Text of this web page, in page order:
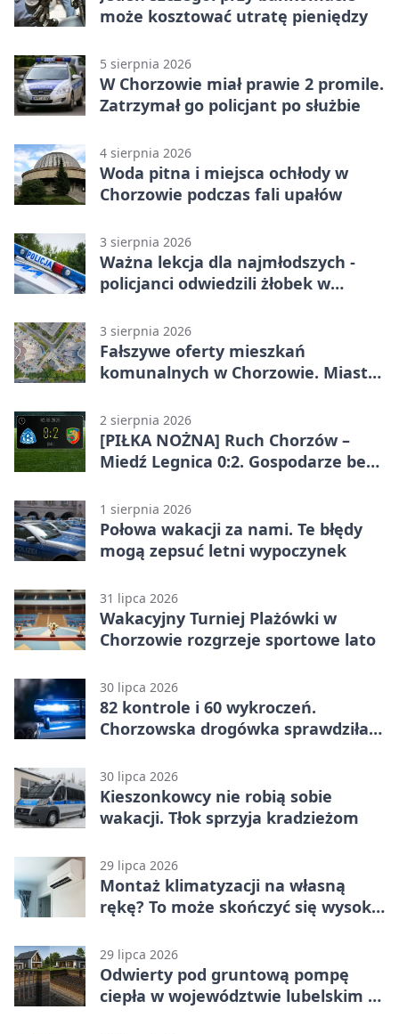
może kosztować utratę pieniędzy
5 sierpnia 2026
W Chorzowie miał prawie 2 promile.
Zatrzymał go policjant po służbie
4 sierpnia 2026
Woda pitna i miejsca ochłody w
Chorzowie podczas fali upałów
3 sierpnia 2026
Ważna lekcja dla najmłodszych -
policjanci odwiedzili żłobek w
3 sierpnia 2026
Fałszywe oferty mieszkań
komunalnych w Chorzowie. Miasto
2 sierpnia 2026
[PIŁKA NOŻNA] Ruch Chorzów –
Miedź Legnica 0:2. Gospodarze bez
1 sierpnia 2026
Połowa wakacji za nami. Te błędy
mogą zepsuć letni wypoczynek
31 lipca 2026
Wakacyjny Turniej Plażówki w
Chorzowie rozgrzeje sportowe lato
30 lipca 2026
82 kontrole i 60 wykroczeń.
Chorzowska drogówka sprawdziła
30 lipca 2026
Kieszonkowcy nie robią sobie
wakacji. Tłok sprzyja kradzieżom
29 lipca 2026
Montaż klimatyzacji na własną
rękę? To może skończyć się wysoką
29 lipca 2026
Odwierty pod gruntową pompę
ciepła w województwie lubelskim -